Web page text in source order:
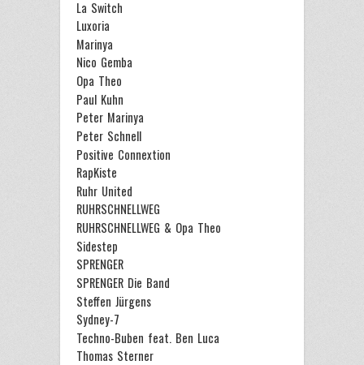
La Switch
Luxoria
Marinya
Nico Gemba
Opa Theo
Paul Kuhn
Peter Marinya
Peter Schnell
Positive Connextion
RapKiste
Ruhr United
RUHRSCHNELLWEG
RUHRSCHNELLWEG & Opa Theo
Sidestep
SPRENGER
SPRENGER Die Band
Steffen Jürgens
Sydney-7
Techno-Buben feat. Ben Luca
Thomas Sterner